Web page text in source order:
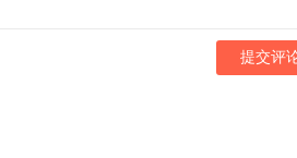
提交评